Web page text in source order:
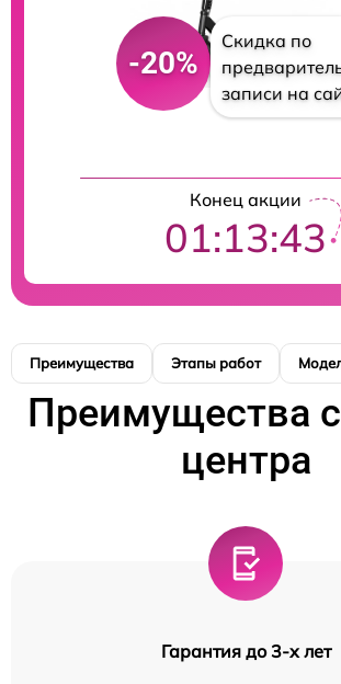
-20%
Скидка по
записи на
Конец акции
01:13:42
Преимущества Этапы работ
Преимущества
центра
Гарантия до 3-х лет